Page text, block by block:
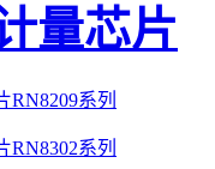
量芯片
RN8209系列
RN8302系列